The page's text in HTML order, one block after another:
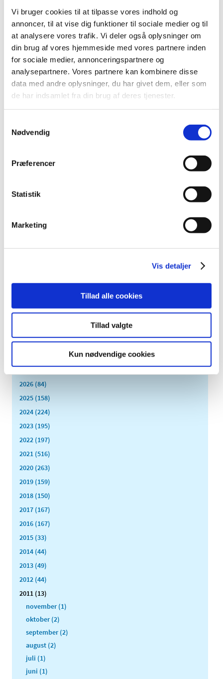
Vi bruger cookies til at tilpasse vores indhold og
annoncer, til at vise dig funktioner til sociale medier og til
at analysere vores trafik. Vi deler også oplysninger om
din brug af vores hjemmeside med vores partnere inden
for sociale medier, annonceringspartnere og
analysepartnere. Vores partnere kan kombinere disse
data med andre oplysninger, du har givet dem, eller som
de har indsamlet fra din brug af deres tjenester.
Nødvendig
Præferencer
Statistik
Marketing
Vis detaljer
Tillad alle cookies
Tillad valgte
Kun nødvendige cookies
Høring over Medicintilskudsnævnets
indstilling for glucosamin
|27. maj 2011|
Medicintilskudsnævnet har revurderet tilskudsstatus for
lægemidler, der indeholder glucosamin. Lægemidlerne
Høring over Medicintilskudsnævnets
indstilling til tilskudsstatus for lægemidler til
|6. maj 2011|
Medicintilskudsnævnet har på Lægemiddelstyrelsens
foranledning revurderet tilskudsstatus for lægemidler i…
revurdering af tilskudsstatus for glucosamin
Kliniske studier har skabt tvivl om effekten af glucosamin
Revurdering af tilskudsstatus for lægemidler
mod depression og angstlidelser
Lægemiddelstyrelsen meddelte den 22. december 2009,
at vi ville påbegynde revurdering
TID
2026 (84)
2025 (158)
2024 (224)
2023 (195)
2022 (197)
2021 (516)
2020 (263)
2019 (159)
2018 (150)
2017 (167)
2016 (167)
2015 (33)
2014 (44)
2013 (49)
2012 (44)
2011 (13)
november (1)
oktober (2)
september (2)
august (2)
juli (1)
juni (1)